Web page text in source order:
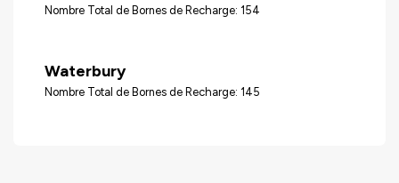
Nombre Total de Bornes de Recharge: 154
Waterbury
Nombre Total de Bornes de Recharge: 145